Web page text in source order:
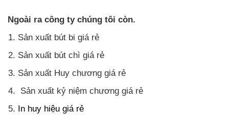
Ngoài ra công ty chúng tôi còn.
Sản xuất bút bi giá rẻ
Sản xuất bút chì giá rẻ
Sản xuất Huy chương giá rẻ
Sản xuất kỷ niệm chương giá rẻ
In huy hiệu giá rẻ